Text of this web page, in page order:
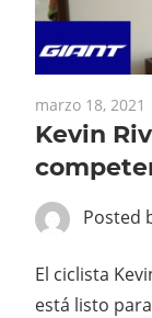
marzo 18, 2021
Kevin
Posted
El ciclista
está listo